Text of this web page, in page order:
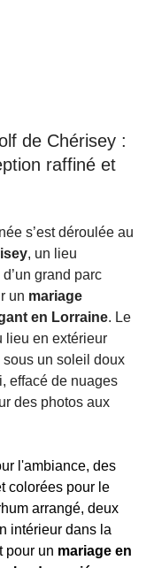
de Chérisey :
raffiné et
s’est déroulée au
, un lieu
grand parc
un mariage
en Lorraine. Le
lieu en extérieur
un soleil doux
effacé de nuages
des photos aux
l'ambiance, des
colorées pour le
arrangé, deux
intérieur dans la
pour un mariage en